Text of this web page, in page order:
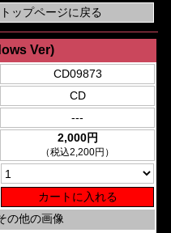
Ver)
CD09873
CD
---
2,000円
（税込2,200円）
の他の画像